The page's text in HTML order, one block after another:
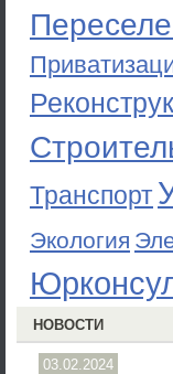
Транспорт
Экология
НОВОСТИ
03.02.2024